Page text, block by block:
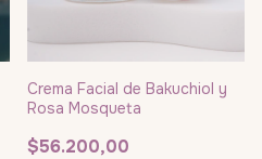
Crema Facial de Bakuchiol y
Rosa Mosqueta
$56.200,00